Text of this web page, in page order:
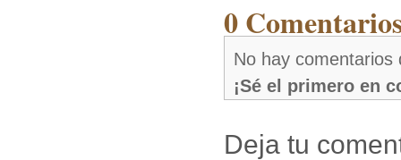
0
No hay comentarios
¡Sé el primero en
Deja tu